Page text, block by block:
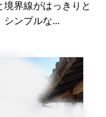
境界線がはっきりと
シンプルな...